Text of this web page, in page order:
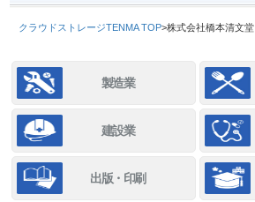
クラウドストレージTENMA TOP>株式会社橋本清文堂
製造業
建設業
出版・印刷